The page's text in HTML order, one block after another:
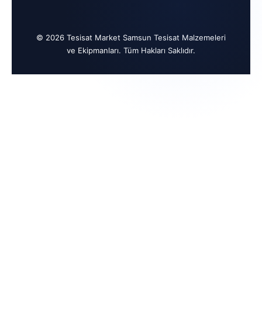
© 2026 Tesisat Market Samsun Tesisat Malzemeleri
ve Ekipmanları. Tüm Hakları Saklıdır.